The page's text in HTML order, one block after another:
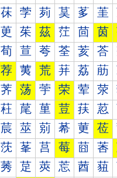
茠 茡 茢 茣 茤 茥
茰 茱 茲 茳 茴 茵
荀 荁 荂 荃 荄 荅
荐 荑 荒 荓 荔 荕
荠 荡 荢 荣 荤 荥
荰 荱 荲 荳 荴 荵
莀 莁 莂 莃 莄 莅
莐 莑 莒 莓 莔 莕
莠 莡 莢 莣 莤 莥